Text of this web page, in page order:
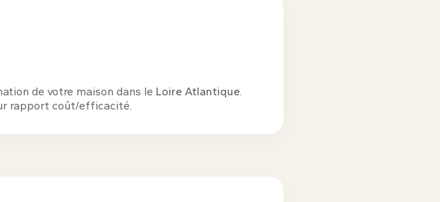
de votre maison dans le Loire Atlantique.
rapport coût/efficacité.